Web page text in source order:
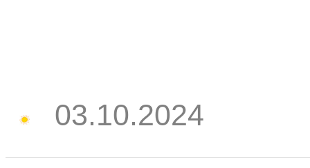
03.10.2024